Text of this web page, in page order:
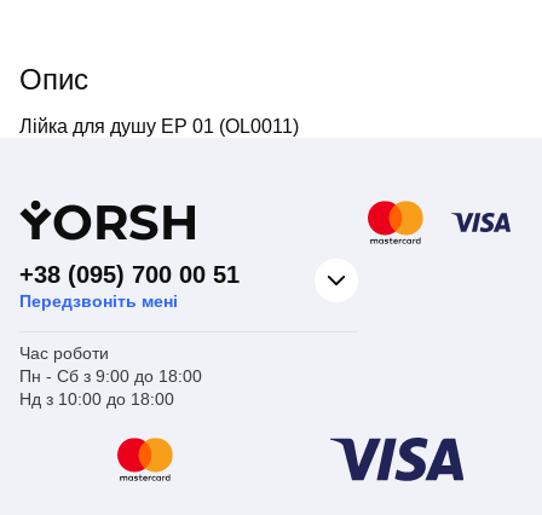
Опис
Лійка для душу EP 01 (OL0011)
YORSH
+38 (095) 700 00 51
Передзвоніть мені
Час роботи
Пн - Сб з 9:00 до 18:00
Нд з 10:00 до 18:00